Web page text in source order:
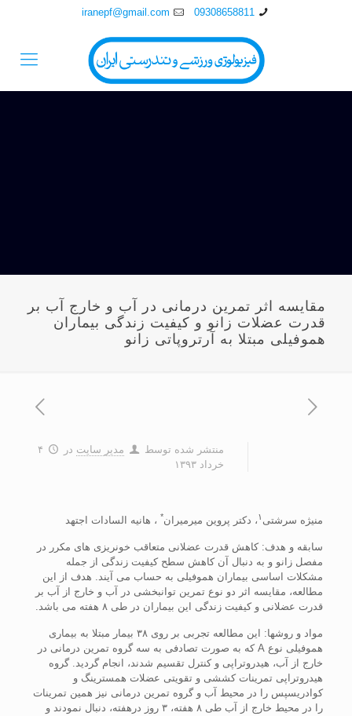
09308658811
iranepf@gmail.com
مقايسه اثر تمرين درمانی در آب و خارج آب بر
قدرت عضلات زانو و کيفيت زندگی بيماران
هموفيلی مبتلا به آرتروپاتی زانو
منتشر شده توسط مدیر سایت در
۴
خرداد ۱۳۹۳
منيژه سرشتی ۱، دکتر پروين ميرميران* ، هانيه السادات اجتهد
سابقه و هدف: کاهش قدرت عضلانی متعاقب خونريزی های مکرر در
مفصل زانو و به دنبال آن کاهش سطح کيفيت زندگی از جمله
مشکلات اساسی بيماران هموفيلی به حساب می آيند. هدف از اين
مطالعه، مقايسه اثر دو نوع تمرين توانبخشی در آب و خارج از آب بر
قدرت عضلانی و کيفيت زندگی اين بيماران در طی ۸ هفته می باشد.
مواد و روشها: اين مطالعه تجربی بر روی ۳۸ بيمار مبتلا به بيماری
هموفيلی نوع A که به صورت تصادفی به سه گروه تمرين درمانی در
خارج از آب، هيدروتراپی و کنترل تقسيم شدند، انجام گرديد. گروه
هيدروتراپی تمرينات کششی و تقويتی عضلات همسترينگ و
کوادريسپس را در محيط آب و گروه تمرين درمانی نيز همين تمرينات
را در محيط خارج از آب طی ۸ هفته، ۳ روز درهفته، دنبال نمودند و